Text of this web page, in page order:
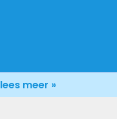
lees meer »